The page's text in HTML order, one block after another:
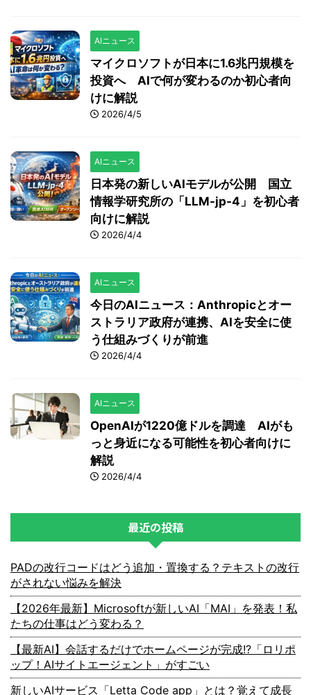
AIニュース
マイクロソフトが日本に1.6兆円規模を
投資へ AIで何が変わるのか初心者向
けに解説
2026/4/5
AIニュース
日本発の新しいAIモデルが公開 国立
情報学研究所の「LLM-jp-4」を初心者
向けに解説
2026/4/4
AIニュース
今日のAIニュース：Anthropicとオー
ストラリア政府が連携、AIを安全に使
う仕組みづくりが前進
2026/4/4
AIニュース
OpenAIが1220億ドルを調達 AIがも
っと身近になる可能性を初心者向けに
解説
2026/4/4
最近の投稿
PADの改行コードはどう追加・置換する？テキストの改行
がされない悩みを解決
【2026年最新】Microsoftが新しいAI「MAI」を発表！私
たちの仕事はどう変わる？
【最新AI】会話するだけでホームページが完成!?「ロリポ
ップ！AIサイトエージェント」がすごい
新しいAIサービス「Letta Code app」とは？覚えて成長